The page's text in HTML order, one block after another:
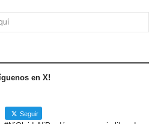
en X!
Seguir